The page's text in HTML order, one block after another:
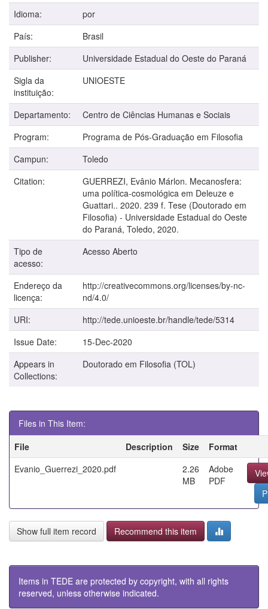
Idioma:
por
País:
Brasil
Publisher:
Universidade Estadual do Oeste do Paraná
Sigla da
instituição:
UNIOESTE
Departamento:
Centro de Ciências Humanas e Sociais
Program:
Programa de Pós-Graduação em Filosofia
Campun:
Toledo
Citation:
GUERREZI, Evânio Márlon. Mecanosfera:
uma política-cosmológica em Deleuze e
Guattari.. 2020. 239 f. Tese (Doutorado em
Filosofia) - Universidade Estadual do Oeste
do Paraná, Toledo, 2020.
Tipo de
acesso:
Acesso Aberto
Endereço da
licença:
http://creativecommons.org/licenses/by-nc-
nd/4.0/
URI:
http://tede.unioeste.br/handle/tede/5314
Issue Date:
15-Dec-2020
Appears in
Collections:
Doutorado em Filosofia (TOL)
Files in This Item:
File
Description Size
Format
Evanio_Guerrezi_2020.pdf
2.26
MB
Adobe
PDF
Show full item record Recommend this item
Items in TEDE are protected by copyright, with all rights
reserved, unless otherwise indicated.